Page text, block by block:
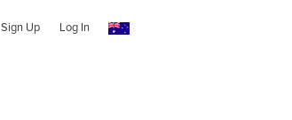
Sign Up Log In